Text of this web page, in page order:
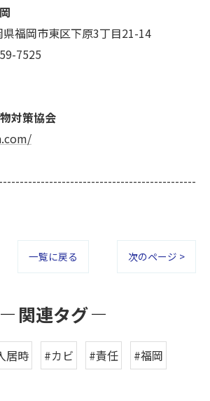
福岡市東区下原3丁目21-14
7525
対策協会
一覧に戻る 次のページ >
関連タグ
居時 #カビ #責任 #福岡